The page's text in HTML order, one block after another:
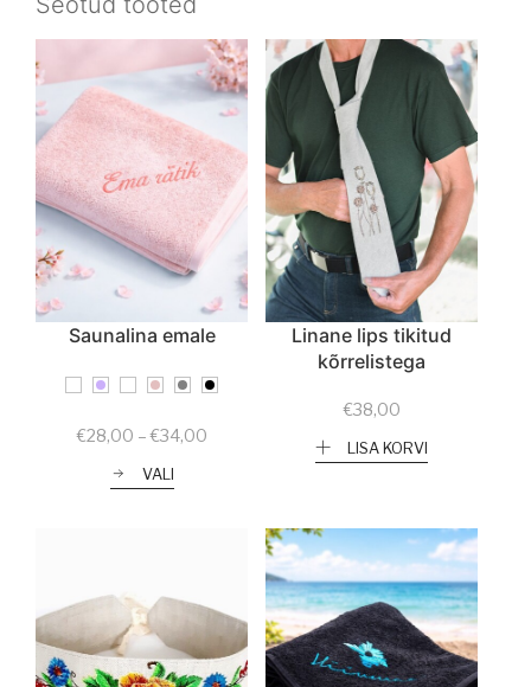
Saunalina emale
€28,00 – €34,00Price
VALI
Linane lips tikitud
kõrrelistega
€38,00
LISA KORVI